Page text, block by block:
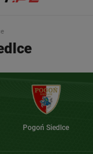
Pogoń Siedlce